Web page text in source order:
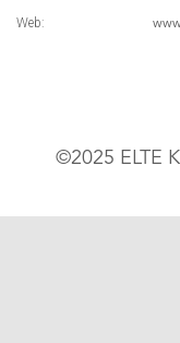
Web:
©2025 ELTE